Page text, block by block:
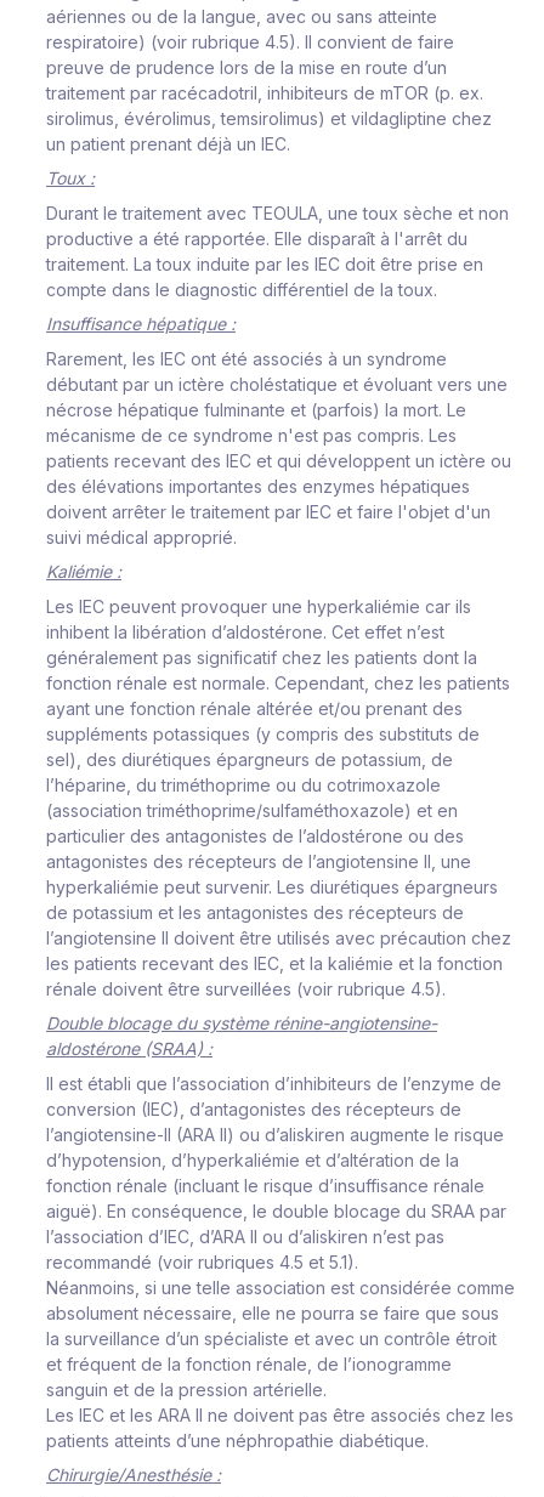
aériennes ou de la langue, avec ou sans atteinte
respiratoire) (voir rubrique 4.5). Il convient de faire
preuve de prudence lors de la mise en route d’un
traitement par racécadotril, inhibiteurs de mTOR (p. ex.
sirolimus, évérolimus, temsirolimus) et vildagliptine chez
un patient prenant déjà un IEC.
Toux :
Durant le traitement avec TEOULA, une toux sèche et non
productive a été rapportée. Elle disparaît à l'arrêt du
traitement. La toux induite par les IEC doit être prise en
compte dans le diagnostic différentiel de la toux.
Insuffisance hépatique :
Rarement, les IEC ont été associés à un syndrome
débutant par un ictère choléstatique et évoluant vers une
nécrose hépatique fulminante et (parfois) la mort. Le
mécanisme de ce syndrome n'est pas compris. Les
patients recevant des IEC et qui développent un ictère ou
des élévations importantes des enzymes hépatiques
doivent arrêter le traitement par IEC et faire l'objet d'un
suivi médical approprié.
Kaliémie :
Les IEC peuvent provoquer une hyperkaliémie car ils
inhibent la libération d’aldostérone. Cet effet n’est
généralement pas significatif chez les patients dont la
fonction rénale est normale. Cependant, chez les patients
ayant une fonction rénale altérée et/ou prenant des
suppléments potassiques (y compris des substituts de
sel), des diurétiques épargneurs de potassium, de
l’héparine, du triméthoprime ou du cotrimoxazole
(association triméthoprime/sulfaméthoxazole) et en
particulier des antagonistes de l’aldostérone ou des
antagonistes des récepteurs de l’angiotensine II, une
hyperkaliémie peut survenir. Les diurétiques épargneurs
de potassium et les antagonistes des récepteurs de
l’angiotensine II doivent être utilisés avec précaution chez
les patients recevant des IEC, et la kaliémie et la fonction
rénale doivent être surveillées (voir rubrique 4.5).
Double blocage du système rénine-angiotensine-
aldostérone (SRAA) :
Il est établi que l’association d’inhibiteurs de l’enzyme de
conversion (IEC), d’antagonistes des récepteurs de
l’angiotensine-II (ARA II) ou d’aliskiren augmente le risque
d’hypotension, d’hyperkaliémie et d’altération de la
fonction rénale (incluant le risque d’insuffisance rénale
aiguë). En conséquence, le double blocage du SRAA par
l’association d’IEC, d’ARA II ou d’aliskiren n’est pas
recommandé (voir rubriques 4.5 et 5.1).
Néanmoins, si une telle association est considérée comme
absolument nécessaire, elle ne pourra se faire que sous
la surveillance d’un spécialiste et avec un contrôle étroit
et fréquent de la fonction rénale, de l’ionogramme
sanguin et de la pression artérielle.
Les IEC et les ARA II ne doivent pas être associés chez les
patients atteints d’une néphropathie diabétique.
Chirurgie/Anesthésie :